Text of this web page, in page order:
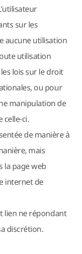
sur les
aucune utilisation
utilisation
lois sur le droit
ou pour
manipulation de
celle-ci.
de manière à
mais
la page web
internet de
lien ne répondant
discrétion.